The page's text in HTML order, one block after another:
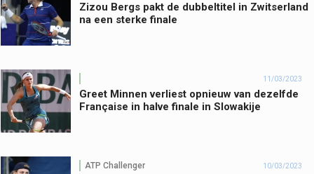
Zizou Bergs pakt de dubbeltitel in Zwitserland
na een sterke finale
11/03/2023
Greet Minnen verliest opnieuw van dezelfde
Française in halve finale in Slowakije
ATP Challenger 10/03/2023